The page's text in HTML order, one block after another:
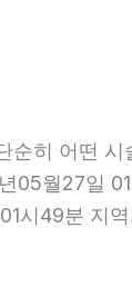
히 어떤
월27일
49분 지